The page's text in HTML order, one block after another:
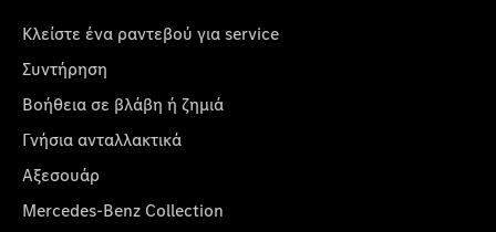
Κλείστε ένα ραντεβού για service
Συντήρηση
Βοήθεια σε βλάβη ή ζημιά
Γνήσια ανταλλακτικά
Αξεσουάρ
Mercedes-Benz Collection